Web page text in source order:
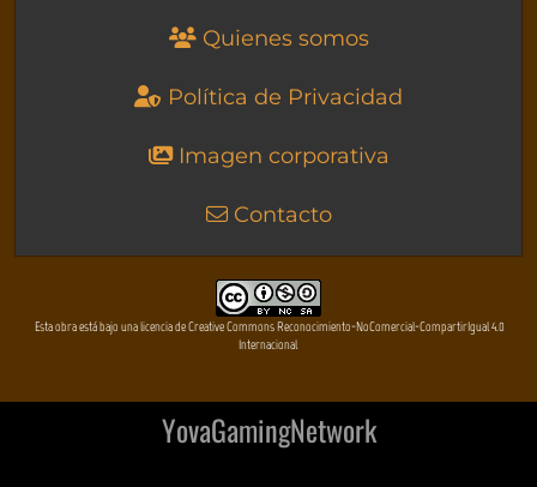
Quienes somos
Política de Privacidad
Imagen corporativa
Contacto
Esta obra está bajo una licencia de Creative Commons Reconocimiento-NoComercial-CompartirIgual 4.0
Internacional
YovaGamingNetwork